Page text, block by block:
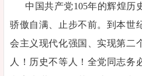
中国共产党105年的辉煌历
骄傲自满、止步不前。到本世
会主义现代化强国、实现第二
人！历史不等人！全党同志务